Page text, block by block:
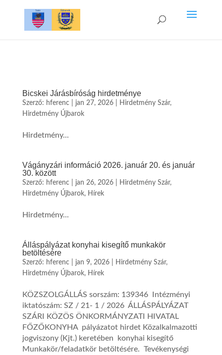
Bicskei Járásbíróság hirdetménye
Szerző: hferenc jan 27, 2026| Hirdetmény Szár,
Hirdetmény Újbarok
Hirdetmény...
Vágányzári információ 2026. január 20. és január
30. között
Szerző: hferenc jan 26, 2026| Hirdetmény Szár,
Hirdetmény Újbarok, Hírek
Hirdetmény...
Álláspályázat konyhai kisegítő munkakör
betöltésére
Szerző: hferenc jan 9, 2026| Hirdetmény Szár,
Hirdetmény Újbarok, Hírek
KÖZSZOLGÁLLÁS sorszám: 139346 Intézményi
iktatószám: SZ / 21- 1 / 2026 ÁLLÁSPÁLYÁZAT
SZÁRI KÖZÖS ÖNKORMÁNYZATI HIVATAL
FŐZŐKONYHA pályázatot hirdet Közalkalmazotti
jogviszony (Kjt.) keretében konyhai kisegítő
Munkakör/feladatkör betöltésére. Tevékenységi